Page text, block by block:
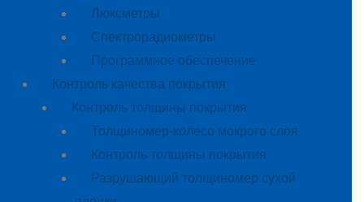
Люксметры
Спектрорадиометры
Программное обеспечение
Контроль качества покрытия
Контроль толщины покрытия
Толщиномер-колесо мокрого слоя
Контроль толщины покрытия
Разрушающий толщиномер сухой